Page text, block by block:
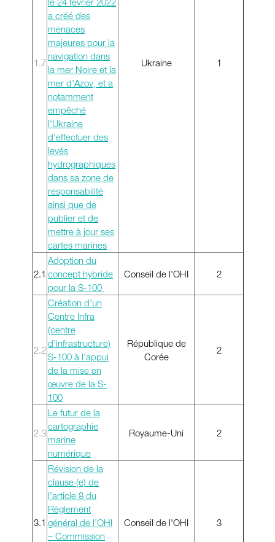
1.7
a créé des
menaces
majeures pour la
navigation dans
la mer Noire et la
mer d'Azov, et a
notamment
empêché
l'Ukraine
d'effectuer des
levés
hydrographiques
dans sa zone de
responsabilité
ainsi que de
publier et de
mettre à jour ses
cartes marines
Ukraine 1
2.1
Adoption du
concept hybride
pour la S-100
Conseil de l'OHI 2
2.2
Création d'un
Centre Infra
(centre
d’infrastructure)
S-100 à l'appui
de la mise en
œuvre de la S-
100
République de
Corée
2
2.3
Le futur de la
cartographie
marine
numérique
Royaume-Uni 2
3.1
Révision de la
clause (e) de
l’article 8 du
Règlement
général de l’OHI
– Commission
Conseil de l'OHI 3